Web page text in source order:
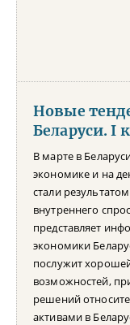
Новые
Беларуси. I
В марте в
экономике и на
стали
внутреннего
представляет
экономики
послужит
возможностей,
решений
активами в